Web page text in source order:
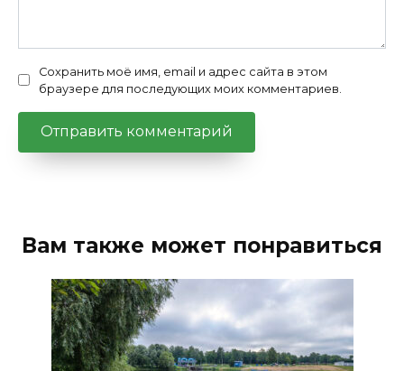
Сохранить моё имя, email и адрес сайта в этом
браузере для последующих моих комментариев.
Вам также может понравиться